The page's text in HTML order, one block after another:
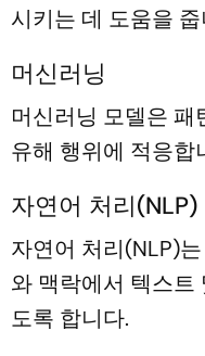
시키는 데 도움을 줍
머신러닝
머신러닝 모델은 패
유해 행위에 적응합
자연어 처리(NLP)
자연어 처리(NLP)
와 맥락에서 텍스트
도록 합니다.